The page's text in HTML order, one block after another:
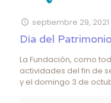
septiembre 29, 2021
Día del
La Fundación, como
actividades del fin de
y el domingo 3 de